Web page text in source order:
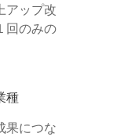
アップ改
回のみの
種
果につな